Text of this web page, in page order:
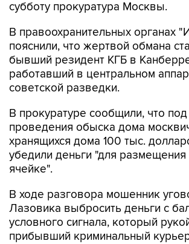
субботу прокуратура Москвы.
В правоохранительных органах
пояснили, что жертвой обмана
бывший резидент КГБ в
работавший в центральном
советской разведки.
В прокуратуре сообщили, что под
проведения обыска дома
хранящихся дома 100 тыс.
убедили деньги "для размещения
ячейке".
В ходе разговора мошенник
Лазовика выбросить деньги с
условного сигнала, который
прибывший криминальный